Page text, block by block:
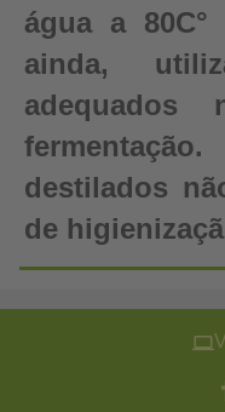
água a
ainda,
adequados
destilados
de